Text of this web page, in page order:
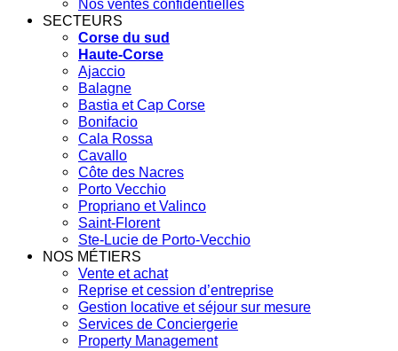
Nos ventes confidentielles
SECTEURS
Corse du sud
Haute-Corse
Ajaccio
Balagne
Bastia et Cap Corse
Bonifacio
Cala Rossa
Cavallo
Côte des Nacres
Porto Vecchio
Propriano et Valinco
Saint-Florent
Ste-Lucie de Porto-Vecchio
NOS MÉTIERS
Vente et achat
Reprise et cession d’entreprise
Gestion locative et séjour sur mesure
Services de Conciergerie
Property Management